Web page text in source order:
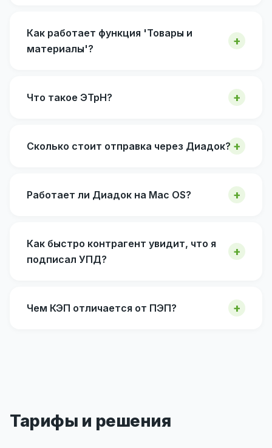
Как работает функция 'Товары и
материалы'?
Что такое ЭТрН?
Сколько стоит отправка через Диадок?
Работает ли Диадок на Mac OS?
Как быстро контрагент увидит, что я
подписал УПД?
Чем КЭП отличается от ПЭП?
Тарифы и решения